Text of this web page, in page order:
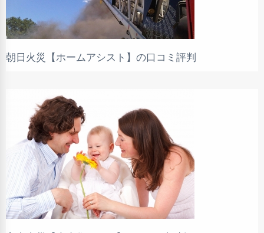
朝日火災【ホームアシスト】の口コミ評判